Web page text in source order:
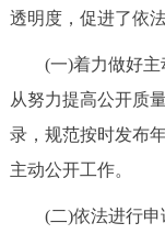
绿色北京
多语种
ENGLISH
透明度，促进了依法
(一)着力做好主
从努力提高公开质
录，规范按时发布
主动公开工作。
(二)依法进行申